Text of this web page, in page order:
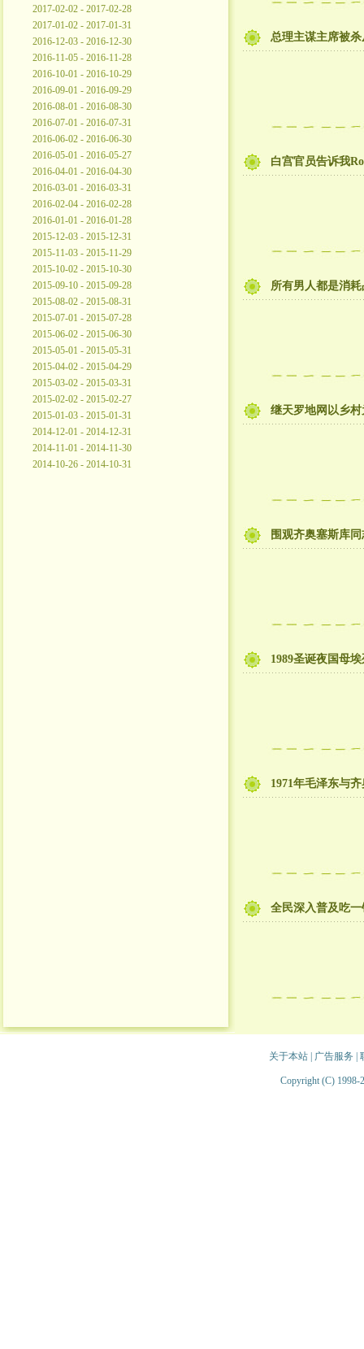
2017-02-02 - 2017-02-28
2017-01-02 - 2017-01-31
2016-12-03 - 2016-12-30
2016-11-05 - 2016-11-28
2016-10-01 - 2016-10-29
2016-09-01 - 2016-09-29
2016-08-01 - 2016-08-30
2016-07-01 - 2016-07-31
2016-06-02 - 2016-06-30
2016-05-01 - 2016-05-27
2016-04-01 - 2016-04-30
2016-03-01 - 2016-03-31
2016-02-04 - 2016-02-28
2016-01-01 - 2016-01-28
2015-12-03 - 2015-12-31
2015-11-03 - 2015-11-29
2015-10-02 - 2015-10-30
2015-09-10 - 2015-09-28
2015-08-02 - 2015-08-31
2015-07-01 - 2015-07-28
2015-06-02 - 2015-06-30
2015-05-01 - 2015-05-31
2015-04-02 - 2015-04-29
2015-03-02 - 2015-03-31
2015-02-02 - 2015-02-27
2015-01-03 - 2015-01-31
2014-12-01 - 2014-12-31
2014-11-01 - 2014-11-30
2014-10-26 - 2014-10-31
总理主谋主席被
白宫官员告诉我
所有男人都是消
继天罗地网以乡
围观齐奥塞斯库
1989圣诞夜国母
1971年毛泽东与
全民深入普及吃
关于本站| 广告服务
Copyright (C) 1998-